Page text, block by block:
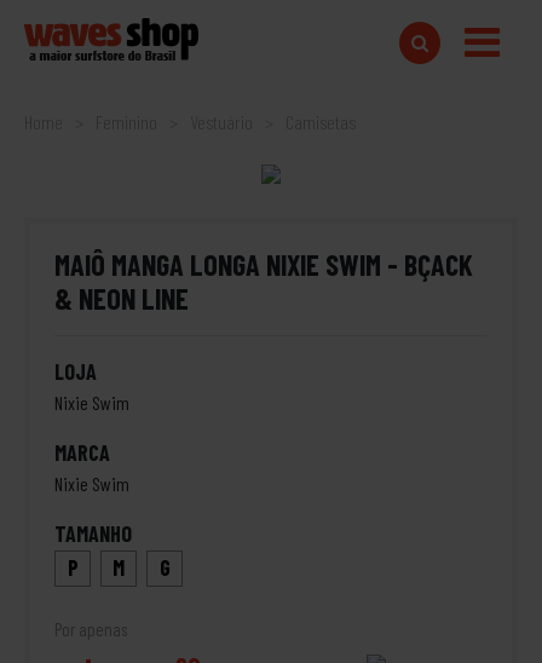
Home Feminino Camisetas
MAIÔ MANGA LONGA NIXIE SWIM - BÇACK
& NEON LINE
LOJA
Nixie Swim
MARCA
Nixie Swim
TAMANHO
P
M G
Por apenas